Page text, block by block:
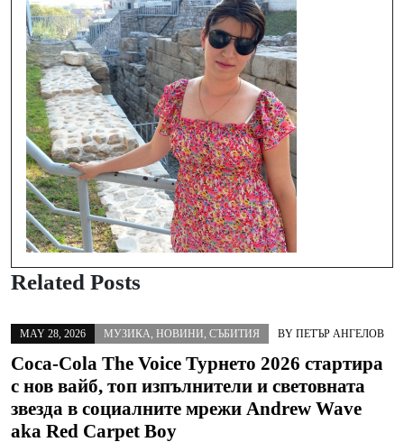
Related Posts
MAY 28, 2026 МУЗИКА, НОВИНИ, СЪБИТИЯ BY ПЕТЪР АНГЕЛОВ
Coca-Cola The Voice Турнето 2026 стартира
с нов вайб, топ изпълнители и световната
звезда в социалните мрежи Andrew Wave
aka Red Carpet Boy